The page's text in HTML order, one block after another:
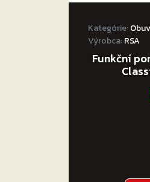
Kategórie:Obuv
Výrobca:RSA
Funkční